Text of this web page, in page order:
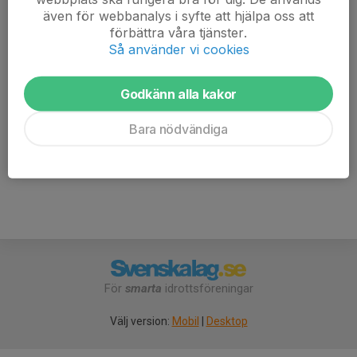
Daniel Saada
Huvudtränare
Mobil visas bara för inloggade
Peter Edstrand
Assisterande Lagledare
För smarta idrottsföreningar
Välj version: Mobil Desktop
även för webbanalys i syfte att hjälpa oss att
förbättra våra tjänster.
Så använder vi cookies
Godkänn alla kakor
Bara nödvändiga